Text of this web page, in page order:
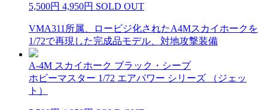
5,500円 4,950円 SOLD OUT
VMA311所属、ロービジ化されたA4Mスカイホークを
1/72で再現した完成品モデル、対地攻撃装備
A-4M スカイホーク ブラック・シープ
ホビーマスター 1/72 エアパワー シリーズ （ジェッ
ト）